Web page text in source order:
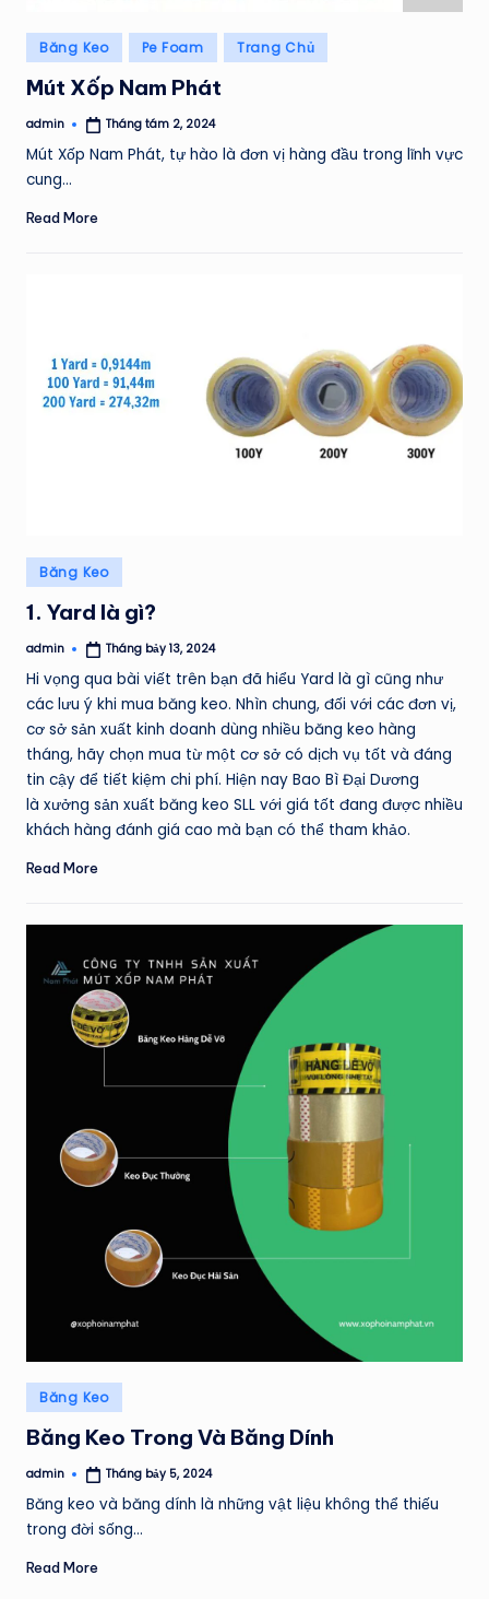
Posted
in
Băng Keo Pe Foam Trang Chủ
Mút Xốp Nam Phát
Posted
admin Tháng tám 2, 2024
Mút Xốp Nam Phát, tự hào là đơn vị hàng đầu trong lĩnh vực
cung…
Read More
Posted
in
Băng Keo
1. Yard là gì?
Posted
admin Tháng bảy 13, 2024
Hi vọng qua bài viết trên bạn đã hiểu Yard là gì cũng như
các lưu ý khi mua băng keo. Nhìn chung, đối với các đơn vị,
cơ sở sản xuất kinh doanh dùng nhiều băng keo hàng
tháng, hãy chọn mua từ một cơ sở có dịch vụ tốt và đáng
tin cậy để tiết kiệm chi phí. Hiện nay Bao Bì Đại Dương
là xưởng sản xuất băng keo SLL với giá tốt đang được nhiều
khách hàng đánh giá cao mà bạn có thể tham khảo.
Read More
Posted
in
Băng Keo
Băng Keo Trong Và Băng Dính
Posted
admin Tháng bảy 5, 2024
Băng keo và băng dính là những vật liệu không thể thiếu
trong đời sống…
Read More